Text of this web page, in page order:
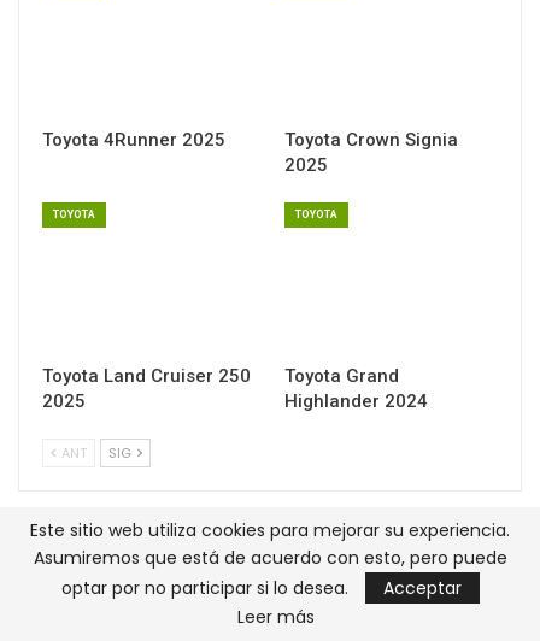
Toyota 4Runner 2025
Toyota Crown Signia
2025
TOYOTA
Toyota Land Cruiser 250
2025
TOYOTA
Toyota Grand
Highlander 2024
ANT SIG
Comentarios
Este sitio web utiliza cookies para mejorar su experiencia.
Asumiremos que está de acuerdo con esto, pero puede
optar por no participar si lo desea.
Acceptar
Leer más